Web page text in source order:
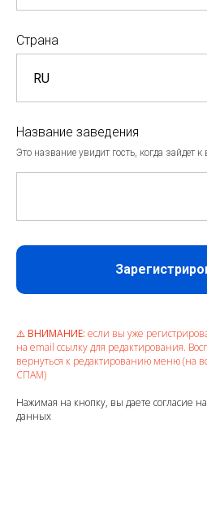
Страна
Название заведения
Это название увидит гость, когда зайдет
⚠️ ВНИМАНИЕ: если вы уже
на email ссылку для редактирования.
вернуться к редактированию меню (на
СПАМ)
Нажимая на кнопку, вы даете согласие
данных